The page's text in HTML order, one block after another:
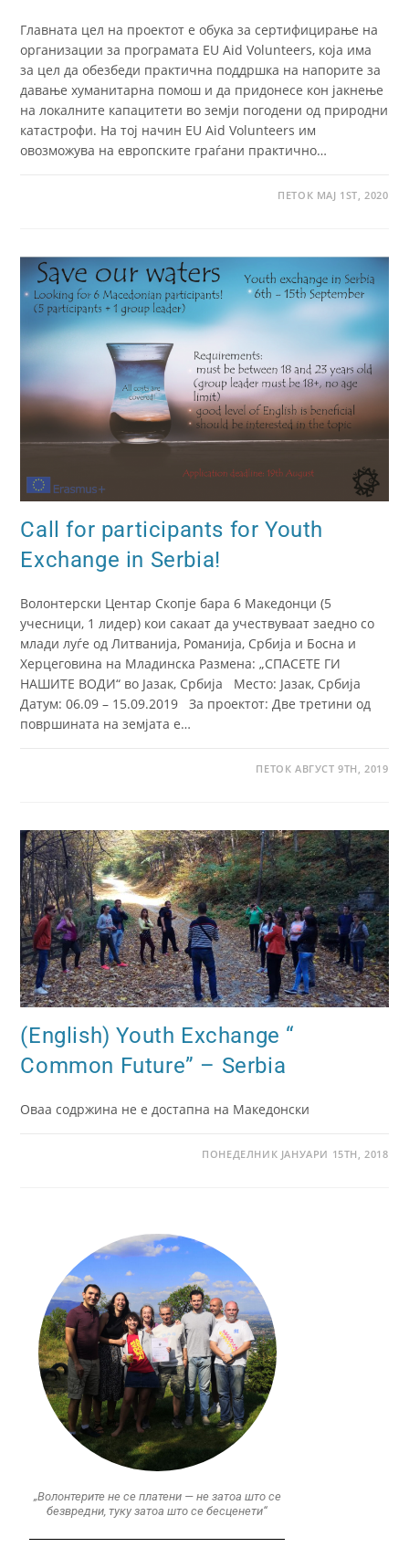
Главната цел на проектот е обука за сертифицирање на
организации за програмата EU Aid Volunteers, која има
за цел да обезбеди практична поддршка на напорите за
давање хуманитарна помош и да придонесе кон јакнење
на локалните капацитети во земји погодени од природни
катастрофи. На тој начин EU Aid Volunteers им
овозможува на европските граѓани практично…
ПЕТОК МАЈ 1ST, 2020
Call for participants for Youth
Exchange in Serbia!
Волонтерски Центар Скопје бара 6 Македонци (5
учесници, 1 лидер) кои сакаат да учествуваат заедно со
млади луѓе од Литванија, Романија, Србија и Босна и
Херцеговина на Младинска Размена: „СПАСЕТЕ ГИ
НАШИТЕ ВОДИ“ во Јазак, Србија Место: Јазак, Србија
Датум: 06.09 – 15.09.2019 За проектот: Две третини од
површината на земјата е…
ПЕТОК АВГУСТ 9TH, 2019
(English) Youth Exchange “
Common Future” – Serbia
Оваа содржина не е достапна на Македонски
ПОНЕДЕЛНИК ЈАНУАРИ 15TH, 2018
„Волонтерите не се платени — не затоа што се
безвредни, туку затоа што се бесценети“